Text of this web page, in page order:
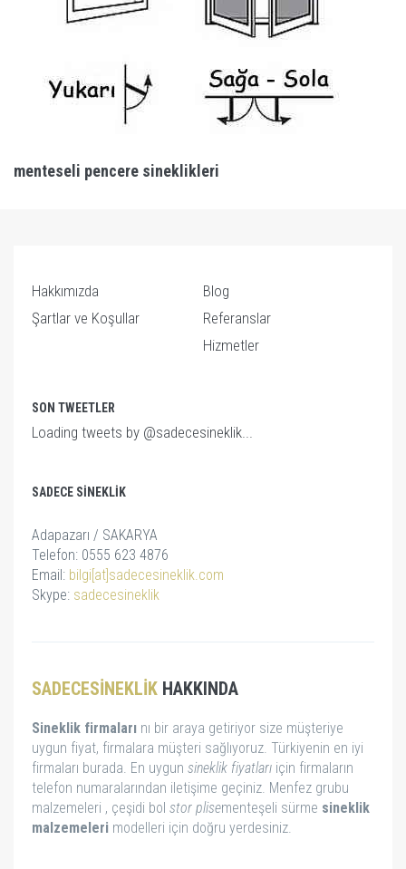
menteseli pencere sineklikleri
Hakkımızda
Şartlar ve Koşullar
Blog
Referanslar
Hizmetler
SON TWEETLER
Loading tweets by @sadecesineklik...
SADECE SINEKLIK
Adapazarı / SAKARYA
Telefon: 0555 623 4876
Email: bilgi[at]sadecesineklik.com
Skype: sadecesineklik
SADECESINEKLIK HAKKINDA
Sineklik firmaları nı bir araya getiriyor size müşteriye
uygun fiyat, firmalara müşteri sağlıyoruz. Türkiyenin en iyi
firmaları burada. En uygun sineklik fiyatları için firmaların
telefon numaralarından iletişime geçiniz. Menfez grubu
malzemeleri , çeşidi bol stor plisementeşeli sürme sineklik
malzemeleri modelleri için doğru yerdesiniz.